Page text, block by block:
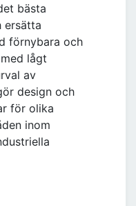
bästa
ersätta
förnybara och
lågt
av
design och
för olika
inom